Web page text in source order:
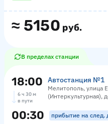
≈ 5150 руб.
В пределах станции
18:00 Автостанция №1
Мелитополь, улица
(Интеркультурная),
6 ч 30 м
в пути
00:30 прибытие на след.